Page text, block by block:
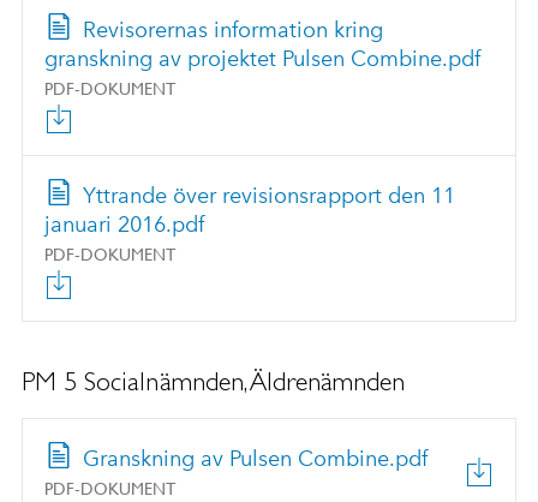
Revisorernas information kring
granskning av projektet Pulsen Combine.pdf
PDF-DOKUMENT
Yttrande över revisionsrapport den 11
januari 2016.pdf
PDF-DOKUMENT
PM 5 Socialnämnden, Äldrenämnden
Granskning av Pulsen Combine.pdf
PDF-DOKUMENT